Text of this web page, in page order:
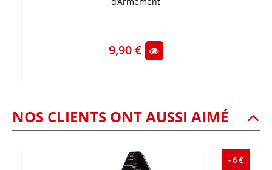
9,90 €
NOS CLIENTS ONT AUSSI AIMÉ
- 6 €